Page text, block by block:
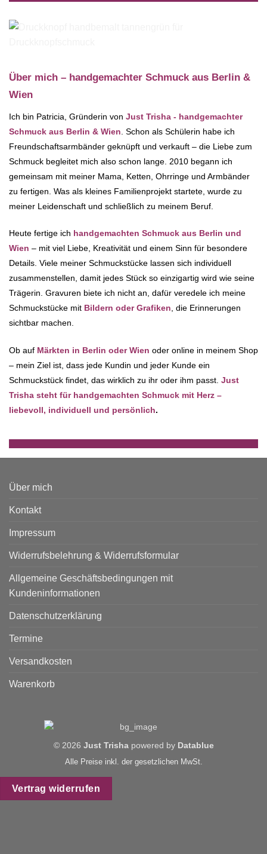
Über mich – handgemachter Schmuck aus Berlin &
Wien
Ich bin Patricia, Gründerin von Just Trisha - handgemachter
Schmuck aus Berlin & Wien . Schon als Schülerin habe ich
Freundschaftsarmbänder geknüpft und verkauft – die Liebe zum
Schmuck begleitet mich also schon lange. 2010 begann ich
gemeinsam mit meiner Mama, Ketten, Ohrringe und Armbänder
zu fertigen. Was als kleines Familienprojekt startete, wurde zu
meiner Leidenschaft und schließlich zu meinem Beruf.
Heute fertige ich handgemachten Schmuck aus Berlin und
Wien – mit viel Liebe, Kreativität und einem Sinn für besondere
Details. Viele meiner Schmuckstücke lassen sich individuell
zusammenstellen, damit jedes Stück so einzigartig wird wie seine
Trägerin. Gravuren biete ich nicht an, dafür veredele ich meine
Schmuckstücke mit Bildern oder Grafiken, die Erinnerungen
sichtbar machen.
Ob auf Märkten in Berlin oder Wien oder online in meinem Shop
– mein Ziel ist, dass jede Kundin und jeder Kunde ein
Schmuckstück findet, das wirklich zu ihr oder ihm passt. Just
Trisha steht für handgemachten Schmuck mit Herz –
liebevoll, individuell und persönlich.
Über mich
Kontakt
Impressum
Widerrufsbelehrung & Widerrufsformular
Allgemeine Geschäftsbedingungen mit
Kundeninformationen
Datenschutzerklärung
Termine
Versandkosten
Warenkorb
© 2026 Just Trishapowered by Datablue
Alle Preise inkl. der gesetzlichen MwSt.
Vertrag widerrufen